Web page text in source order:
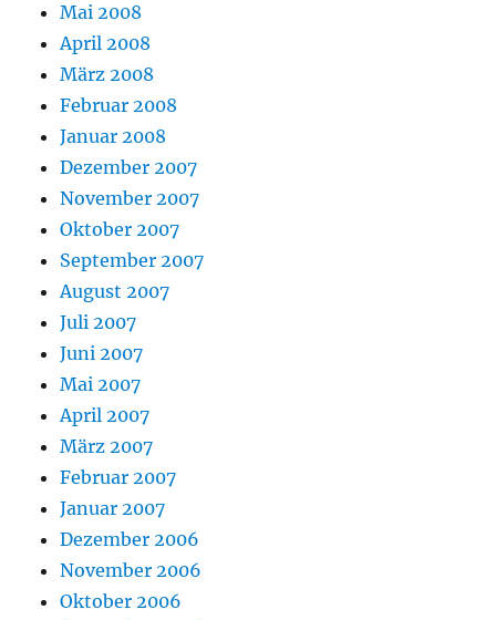
Mai 2008
April 2008
März 2008
Februar 2008
Januar 2008
Dezember 2007
November 2007
Oktober 2007
September 2007
August 2007
Juli 2007
Juni 2007
Mai 2007
April 2007
März 2007
Februar 2007
Januar 2007
Dezember 2006
November 2006
Oktober 2006